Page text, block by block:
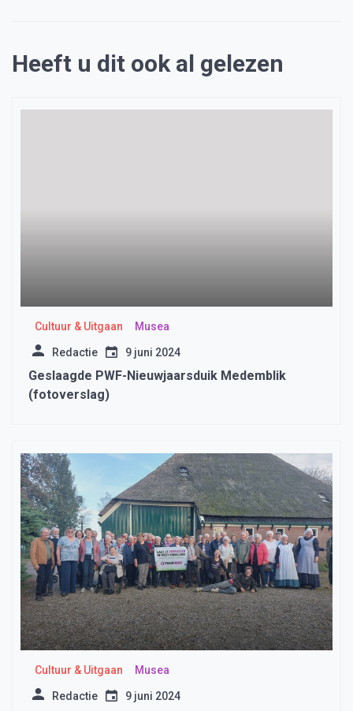
Heeft u dit ook al gelezen
Cultuur & Uitgaan Musea
Redactie 9 juni 2024
Geslaagde PWF-Nieuwjaarsduik Medemblik
(fotoverslag)
Cultuur & Uitgaan Musea
Redactie 9 juni 2024